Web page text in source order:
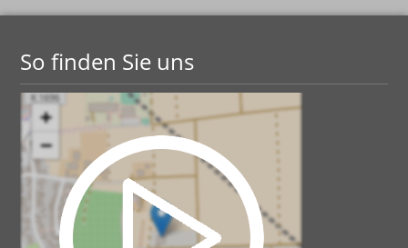
So finden Sie uns